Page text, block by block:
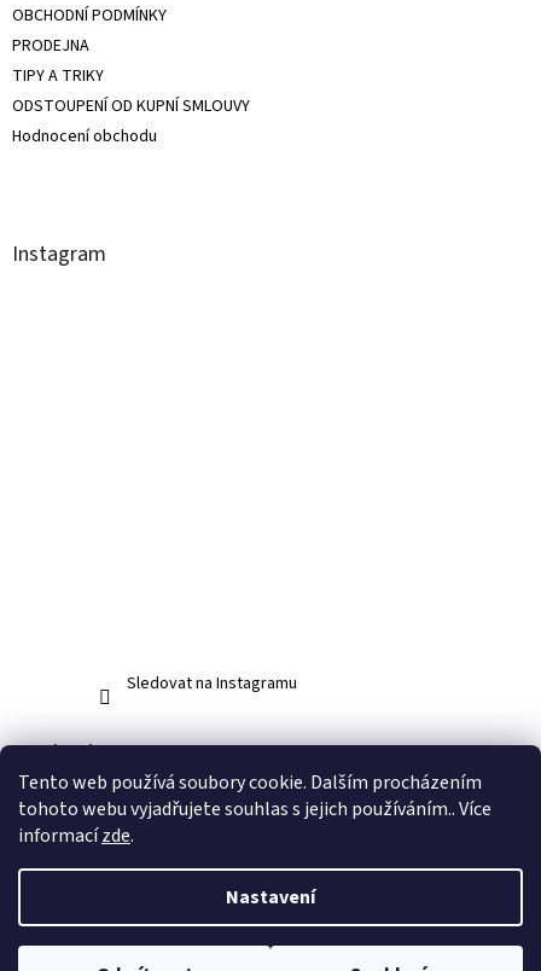
Tento web používá soubory cookie. Dalším procházením
tohoto webu vyjadřujete souhlas s jejich používáním.. Více
informacízde.
Nastavení
OBCHODNÍ PODMÍNKY
PRODEJNA
TIPY A TRIKY
ODSTOUPENÍ OD KUPNÍ SMLOUVY
Hodnocení obchodu
Instagram
Sledovat na Instagramu
Facebook
Copyright 2026www.abos.cz. Všechna práva vyhrazena.Upravit